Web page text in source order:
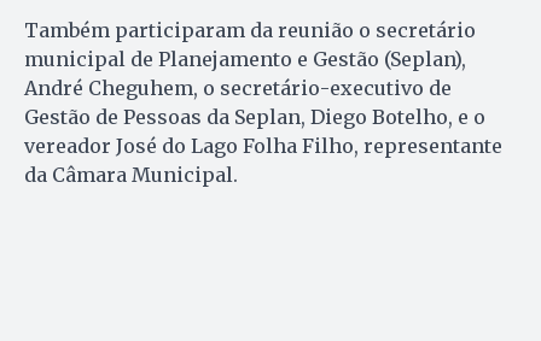
Também participaram da reunião o secretário
municipal de Planejamento e Gestão (Seplan),
André Cheguhem, o secretário-executivo de
Gestão de Pessoas da Seplan, Diego Botelho, e o
vereador José do Lago Folha Filho, representante
da Câmara Municipal.